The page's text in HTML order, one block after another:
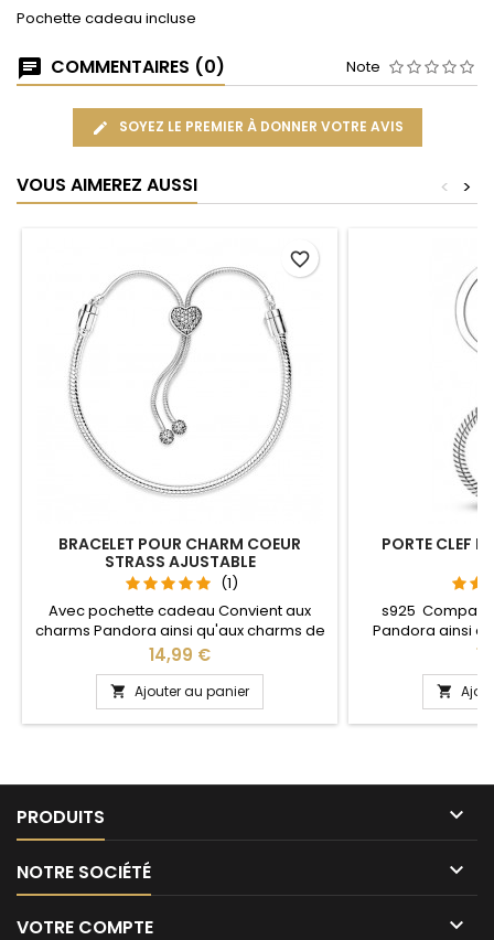
Pochette cadeau incluse
COMMENTAIRES (0) Note
SOYEZ LE PREMIER À DONNER VOTRE AVIS
VOUS AIMEREZ AUSSI >
<
BRACELET POUR CHARM COEUR
STRASS AJUSTABLE
(1)
Avec pochette cadeau Convient aux
charms Pandora ainsi qu'aux charms de
notre site idéal pour : Noël, Saint Valentin,
anniversaire, anniversaire de mariage La
partie ajustable se détache d'un coté
pour passer les charms par simple
pression sur le bouton Ajustable pour
Prix
14,99 €
 Ajouter au panier
favorite_border
PORTE CLEF
s925
Pandora ainsi
notre site idéal
anniversaire,
L'ouverture
niveau

PRODUITS 
NOTRE SOCIÉTÉ 
VOTRE COMPTE 